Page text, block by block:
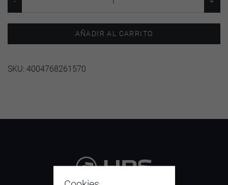
AÑADIR AL CARRITO
SKU: 4004768261570